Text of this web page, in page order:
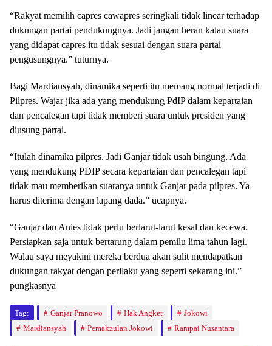
“Rakyat memilih capres cawapres seringkali tidak linear terhadap
dukungan partai pendukungnya. Jadi jangan heran kalau suara
yang didapat capres itu tidak sesuai dengan suara partai
pengusungnya.” tuturnya.
Bagi Mardiansyah, dinamika seperti itu memang normal terjadi di
Pilpres. Wajar jika ada yang mendukung PdIP dalam kepartaian
dan pencalegan tapi tidak memberi suara untuk presiden yang
diusung partai.
“Itulah dinamika pilpres. Jadi Ganjar tidak usah bingung. Ada
yang mendukung PDIP secara kepartaian dan pencalegan tapi
tidak mau memberikan suaranya untuk Ganjar pada pilpres. Ya
harus diterima dengan lapang dada.” ucapnya.
“Ganjar dan Anies tidak perlu berlarut-larut kesal dan kecewa.
Persiapkan saja untuk bertarung dalam pemilu lima tahun lagi.
Walau saya meyakini mereka berdua akan sulit mendapatkan
dukungan rakyat dengan perilaku yang seperti sekarang ini.”
pungkasnya
Tag: Ganjar Pranowo Hak Angket
Jokowi
Mardiansyah
Pemakzulan Jokowi Rampai Nusantara